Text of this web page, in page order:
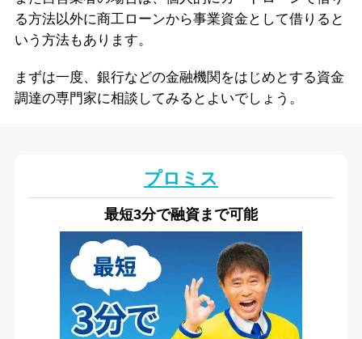
る方法以外に商工ローンから事業資金として借りると
いう方法もあります。
まずは一度、銀行などの金融機関をはじめとする資金
調達の専門家に相談してみるとよいでしょう。
プロミス
最短3分で融資まで可能